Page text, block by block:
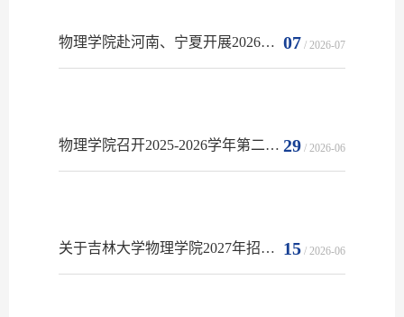
07 / 2026-07
物理学院赴河南、宁夏开展2026年本科招生宣传工作
29 / 2026-06
物理学院召开2025-2026学年第二学期期末考试考务工作布置会
15 / 2026-06
关于吉林大学物理学院2027年招收优秀应届本科毕业生直接攻读博士学位研究生校内预选拟推荐人员名单的公...